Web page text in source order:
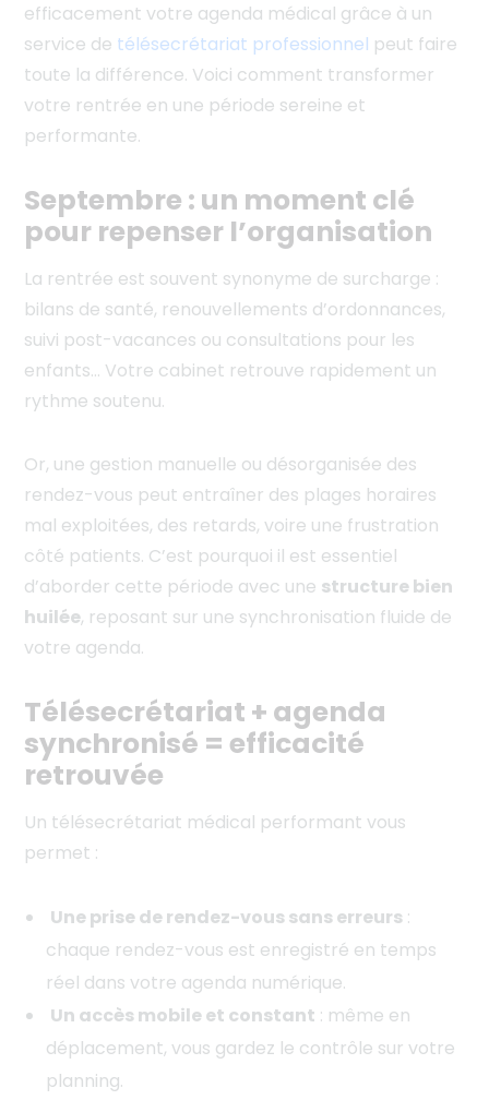
efficacement votre agenda médical grâce à un
service de télésecrétariat professionnel peut faire
toute la différence. Voici comment transformer
votre rentrée en une période sereine et
performante.
Septembre : un moment clé
pour repenser l’organisation
La rentrée est souvent synonyme de surcharge :
bilans de santé, renouvellements d’ordonnances,
suivi post-vacances ou consultations pour les
enfants… Votre cabinet retrouve rapidement un
rythme soutenu.
Or, une gestion manuelle ou désorganisée des
rendez-vous peut entraîner des plages horaires
mal exploitées, des retards, voire une frustration
côté patients. C’est pourquoi il est essentiel
d’aborder cette période avec une structure bien
huilée, reposant sur une synchronisation fluide de
votre agenda.
Télésecrétariat + agenda
synchronisé = efficacité
retrouvée
Un télésecrétariat médical performant vous
permet :
Une prise de rendez-vous sans erreurs :
chaque rendez-vous est enregistré en temps
réel dans votre agenda numérique.
Un accès mobile et constant : même en
déplacement, vous gardez le contrôle sur votre
planning.